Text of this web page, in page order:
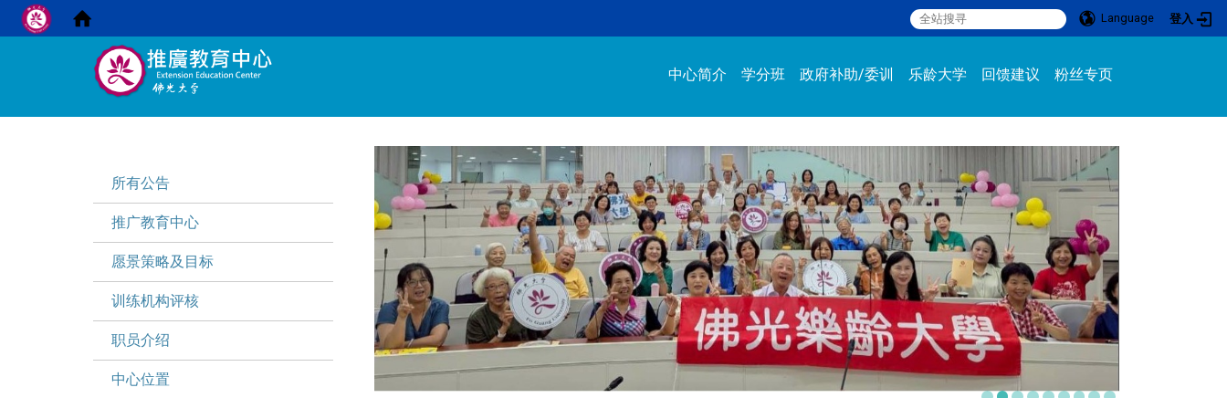
Language
登入
:::
中心简介
学分班 政府补助/委训 乐龄大学 回馈建议 粉丝专页
所有公告
推广教育中心
愿景策略及目标
训练机构评核
职员介绍
中心位置